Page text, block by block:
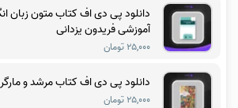
دانلود پی دی اف کتاب متون زبان
آموزشی فریدون یزدانی
۲۵,۰۰۰ تومان
دانلود پی دی اف کتاب مرشد و
۲۵,۰۰۰ تومان